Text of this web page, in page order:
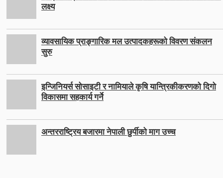
लक्ष्य
व्यावसायिक प्राङ्गारिक मल उत्पादकहरूको विवरण संकलन
सुरु
इन्जिनियर्स सोसाइटी र नामियाले कृषि यान्त्रिकीकरणको दिगो
विकासमा सहकार्य गर्ने
अन्तरराष्ट्रिय बजारमा नेपाली छुर्पीको माग उच्च